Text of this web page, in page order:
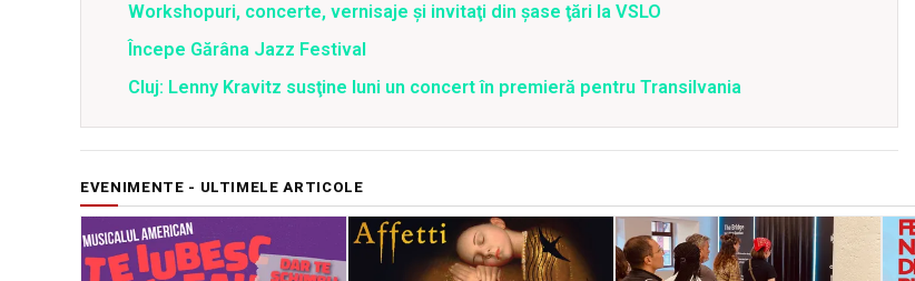
Workshopuri, concerte, vernisaje şi invitaţi din şase ţări la VSLO
Începe Gărâna Jazz Festival
Cluj: Lenny Kravitz susţine luni un concert în premieră pentru Transilvania
EVENIMENTE - ULTIMELE ARTICOLE